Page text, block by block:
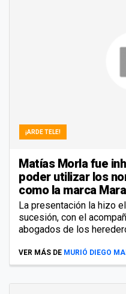
¡ARDE TELE!
Matías Morla fue
poder utilizar los
como la marca
La presentación la hizo
sucesión, con el
abogados de los
VER MÁS DE MURIÓ DIEGO